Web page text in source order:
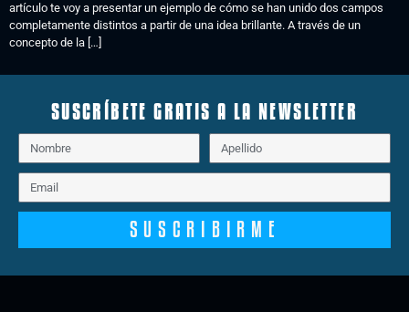
artículo te voy a presentar un ejemplo de cómo se han unido dos campos
completamente distintos a partir de una idea brillante. A través de un
concepto de la […]
SUSCRÍBETE GRATIS A LA NEWSLETTER
SUSCRIBIRME